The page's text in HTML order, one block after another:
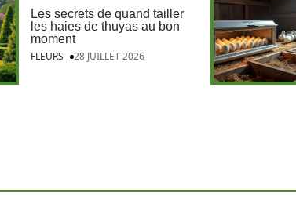
Les secrets de quand tailler
les haies de thuyas au bon
moment
FLEURS
28 JUILLET 2026